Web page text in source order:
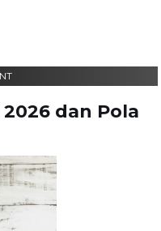
dan Pola